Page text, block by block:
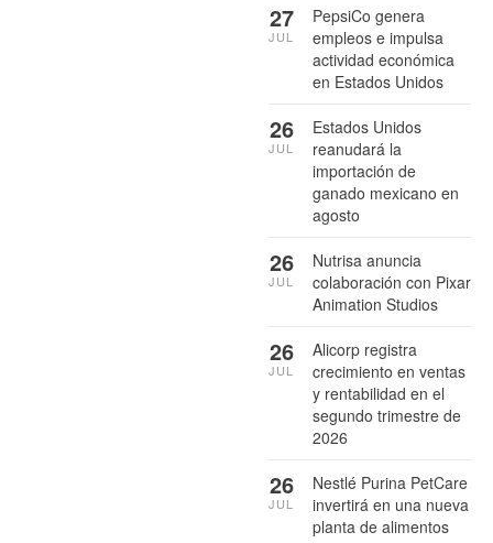
PepsiCo genera
empleos e impulsa
actividad económica
en Estados Unidos
27
JUL
Estados Unidos
reanudará la
importación de
ganado mexicano en
agosto
26
JUL
Nutrisa anuncia
colaboración con Pixar
Animation Studios
26
JUL
Alicorp registra
crecimiento en ventas
y rentabilidad en el
segundo trimestre de
2026
26
JUL
Nestlé Purina PetCare
invertirá en una nueva
planta de alimentos
26
JUL